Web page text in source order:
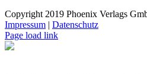
Copyright 2019 Phoenix Verlags
Impressum | Datenschutz
Page load link